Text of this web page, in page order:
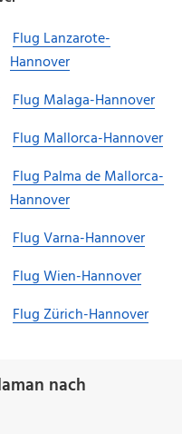
Flug Lanzarote-
Hannover
Flug Malaga-Hannover
Flug Mallorca-Hannover
Flug Palma de Mallorca-
Hannover
Flug Varna-Hannover
Flug Wien-Hannover
Flug Zürich-Hannover
nach